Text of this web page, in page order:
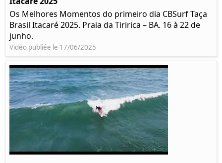
Os Melhores Momentos do primeiro dia CBSurf Taça
Brasil Itacaré 2025. Praia da Tiririca – BA. 16 à 22 de
junho.
Vidéo publiée le 17/06/2025